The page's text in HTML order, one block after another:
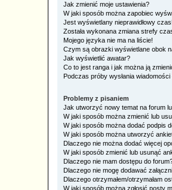
Jak zmienić moje ustawienia?
W jaki sposób można zapobiec
Jest wyświetlany nieprawidłowy czas!
Została wykonana zmiana strefy
Mojego języka nie ma na liście!
Czym są obrazki wyświetlane obok
Jak wyświetlić awatar?
Co to jest ranga i jak można ją
Podczas próby wysłania
Problemy z pisaniem
Jak utworzyć nowy temat na forum
W jaki sposób można zmienić lub
W jaki sposób można dodać podpis
W jaki sposób można utworzyć
Dlaczego nie można dodać więcej
W jaki sposób zmienić lub usunąć
Dlaczego nie mam dostępu do
Dlaczego nie mogę dodawać
Dlaczego otrzymałem/otrzymałam
W jaki sposób można zgłosić posty